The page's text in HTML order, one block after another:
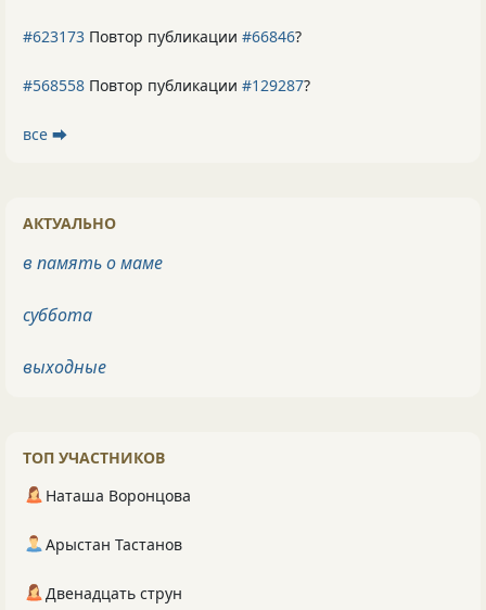
#623173 Повтор публикации #66846?
#568558 Повтор публикации #129287?
все ⮕
АКТУАЛЬНО
в память о маме
суббота
выходные
ТОП УЧАСТНИКОВ
Наташа Воронцова
Арыстан Тастанов
Двенадцать струн